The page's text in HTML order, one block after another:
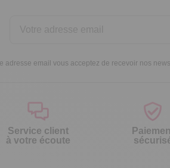
adresse email vous acceptez de recevoir nos
Service client
à votre écoute